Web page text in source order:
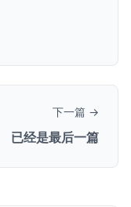
下一篇 →
已经是最后一篇